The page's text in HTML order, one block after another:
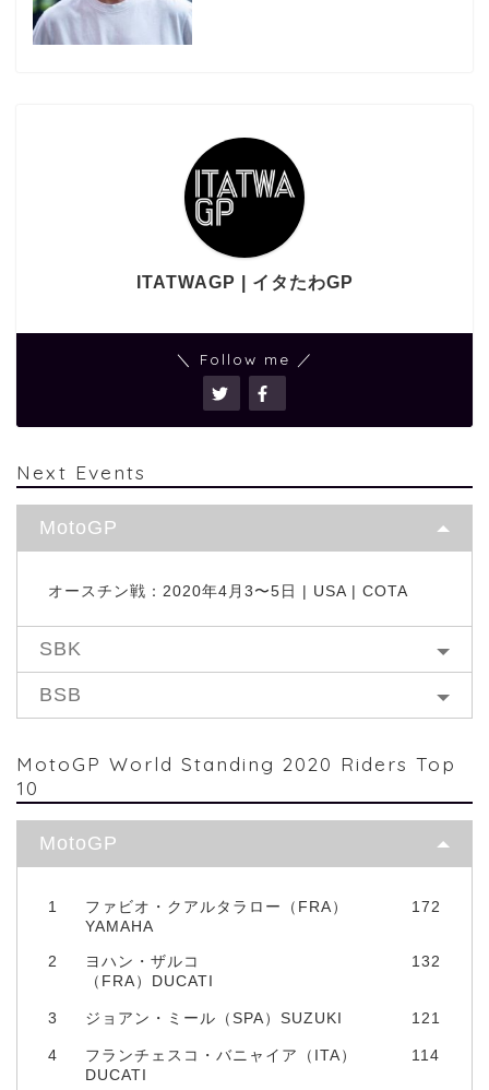
ITATWAGP | イタたわGP
＼ Follow me ／
Next Events
MotoGP
オースチン戦：2020年4月3〜5日 | USA | COTA
SBK
BSB
MotoGP World Standing 2020 Riders Top
10
MotoGP
1
ファビオ・クアルタラロー（FRA）
YAMAHA
172
2
ヨハン・ザルコ
（FRA）DUCATI
132
3 ジョアン・ミール（SPA）SUZUKI 121
4
フランチェスコ・バニャイア（ITA）
DUCATI
114